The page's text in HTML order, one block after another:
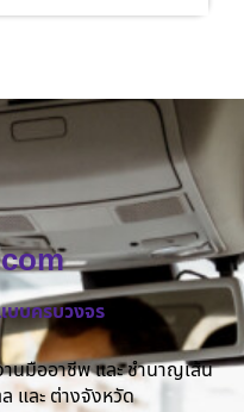
บบครบวงจร
นมืออาชีพ และ ชำนาญเส้น
และ ต่างจังหวัด